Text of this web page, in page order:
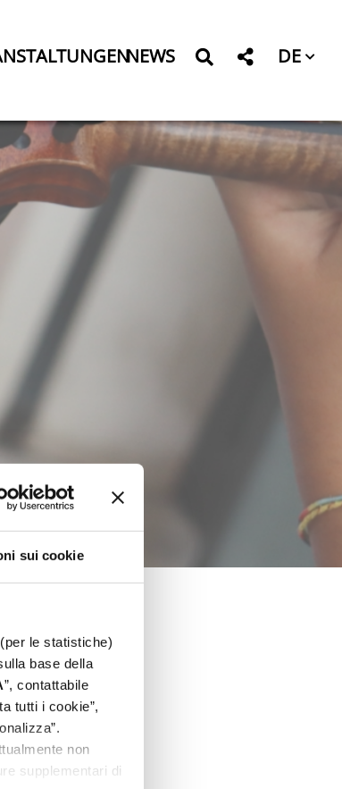
sui cookie
le statistiche)
base della
”, contattabile
tutti i cookie”,
non
supplementari di
NEWS DE